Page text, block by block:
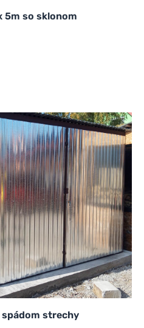
5m so sklonom
spádom strechy